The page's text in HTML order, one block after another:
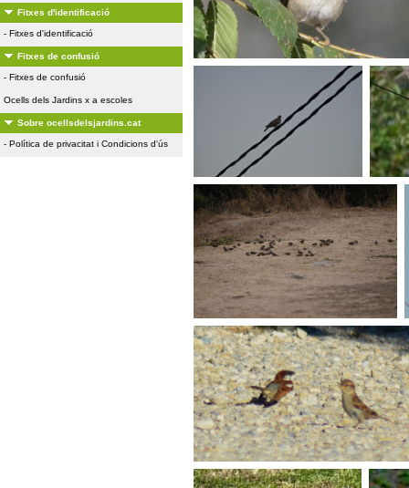
Fitxes d'identificació
- Fitxes d'identificació
Fitxes de confusió
- Fitxes de confusió
Ocells dels Jardins x a escoles
Sobre ocellsdelsjardins.cat
- Política de privacitat i Condicions d'ús